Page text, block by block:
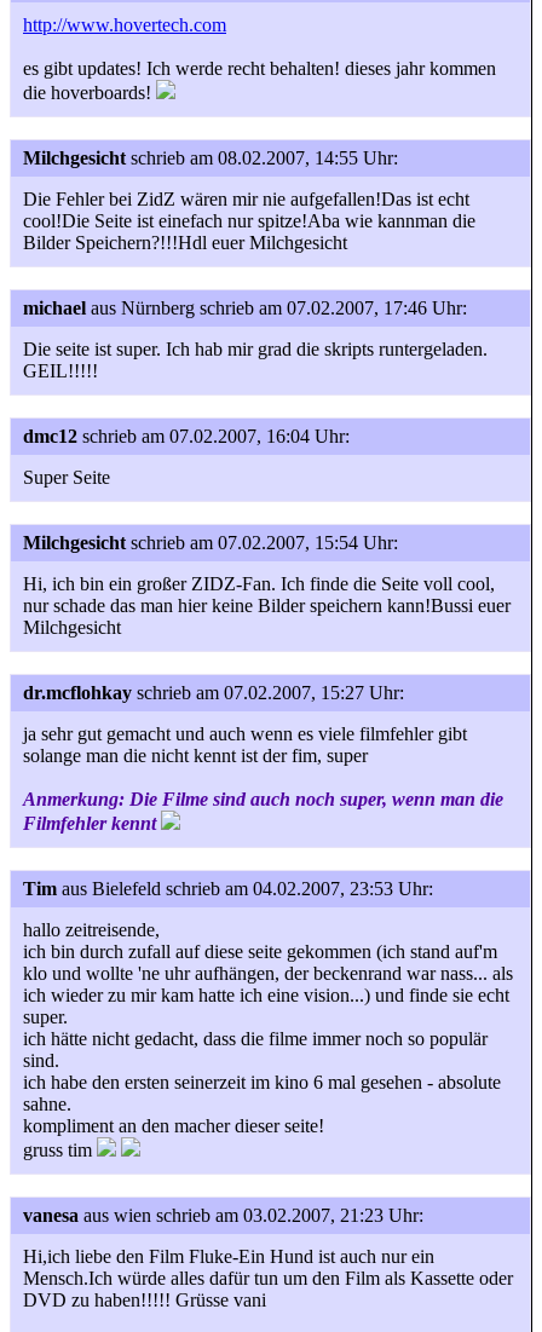
http://www.hovertech.com
es gibt updates! Ich werde recht behalten! dieses jahr kommen
die hoverboards!
Milchgesicht schrieb am 08.02.2007, 14:55 Uhr:
Die Fehler bei ZidZ wären mir nie aufgefallen!Das ist echt
cool!Die Seite ist einefach nur spitze!Aba wie kannman die
Bilder Speichern?!!!Hdl euer Milchgesicht
michael aus Nürnberg schrieb am 07.02.2007, 17:46 Uhr:
Die seite ist super. Ich hab mir grad die skripts runtergeladen.
GEIL!!!!!
dmc12 schrieb am 07.02.2007, 16:04 Uhr:
Super Seite
Milchgesicht schrieb am 07.02.2007, 15:54 Uhr:
Hi, ich bin ein großer ZIDZ-Fan. Ich finde die Seite voll cool,
nur schade das man hier keine Bilder speichern kann!Bussi euer
Milchgesicht
dr.mcflohkay schrieb am 07.02.2007, 15:27 Uhr:
ja sehr gut gemacht und auch wenn es viele filmfehler gibt
solange man die nicht kennt ist der fim, super
Anmerkung: Die Filme sind auch noch super, wenn man die
Filmfehler kennt
Tim aus Bielefeld schrieb am 04.02.2007, 23:53 Uhr:
hallo zeitreisende,
ich bin durch zufall auf diese seite gekommen (ich stand auf'm
klo und wollte 'ne uhr aufhängen, der beckenrand war nass... als
ich wieder zu mir kam hatte ich eine vision...) und finde sie echt
super.
ich hätte nicht gedacht, dass die filme immer noch so populär
sind.
ich habe den ersten seinerzeit im kino 6 mal gesehen - absolute
sahne.
kompliment an den macher dieser seite!
gruss tim
vanesa aus wien schrieb am 03.02.2007, 21:23 Uhr:
Hi,ich liebe den Film Fluke-Ein Hund ist auch nur ein
Mensch.Ich würde alles dafür tun um den Film als Kassette oder
DVD zu haben!!!!! Grüsse vani